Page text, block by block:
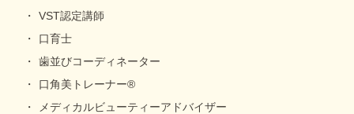
VST認定講師
口育士
歯並びコーディネーター
口角美トレーナー®
メディカルビューティーアドバイザー